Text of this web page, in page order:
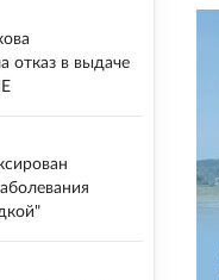
отказ в выдаче